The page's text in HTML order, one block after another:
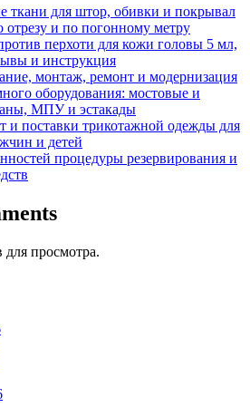
ткани для штор, обивки и покрывал
отрезу и по погонному метру
перхоти для кожи головы 5 мл,
и инструкция
монтаж, ремонт и модернизация
оборудования: мостовые и
МПУ и эстакады
и поставки трикотажной одежды для
и детей
процедуры резервирования и
просмотра.